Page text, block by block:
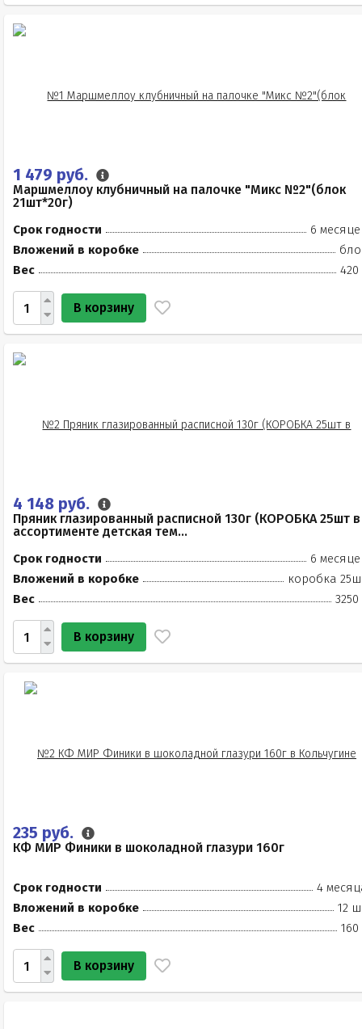
1 479 руб.
Маршмеллоу клубничный на палочке "Микс №2"(блок
21шт*20г)
Срок годности
6
Вложений в коробке
Вес
420
В корзину
4 148 руб.
Пряник глазированный расписной 130г (КОРОБКА 25шт в
ассортименте детская тем...
Срок годности
6
Вложений в коробке
коробка
Вес
3250
В корзину
235 руб.
КФ МИР Финики в шоколадной глазури 160г
Срок годности
4
Вложений в коробке
12
Вес
160
В корзину